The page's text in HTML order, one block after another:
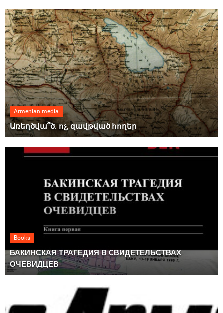
Armenian media
Առեղծվա՞ծ. ոչ, զավթված հողեր
Books
БАКИНСКАЯ ТРАГЕДИЯ В СВИДЕТЕЛЬСТВАХ
ОЧЕВИДЦЕВ